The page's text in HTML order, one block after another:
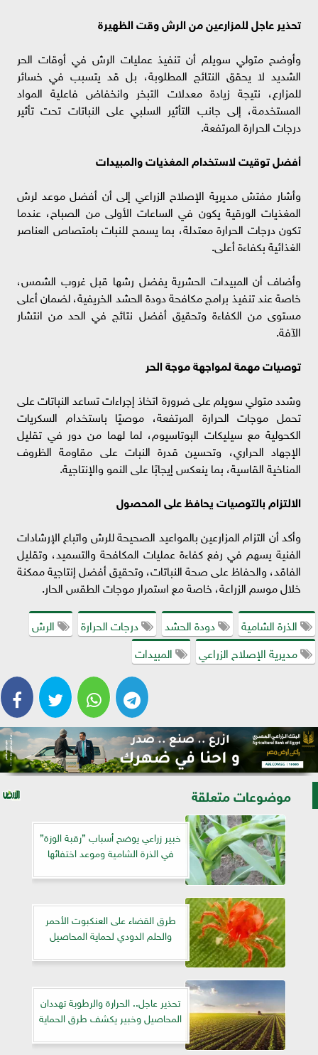
تحذير عاجل للمزارعين من الرش وقت الظهيرة
وأوضح متولي سويلم أن تنفيذ عمليات الرش في أوقات الحر
الشديد لا يحقق النتائج المطلوبة، بل قد يتسبب في خسائر
للمزارع، نتيجة زيادة معدلات التبخر وانخفاض فاعلية المواد
المستخدمة، إلى جانب التأثير السلبي على النباتات تحت تأثير
درجات الحرارة المرتفعة.
أفضل توقيت لاستخدام المغذيات والمبيدات
وأشار مفتش مديرية الإصلاح الزراعي إلى أن أفضل موعد لرش
المغذيات الورقية يكون في الساعات الأولى من الصباح، عندما
تكون درجات الحرارة معتدلة، بما يسمح للنبات بامتصاص العناصر
الغذائية بكفاءة أعلى.
وأضاف أن المبيدات الحشرية يفضل رشها قبل غروب الشمس،
خاصة عند تنفيذ برامج مكافحة دودة الحشد الخريفية، لضمان أعلى
مستوى من الكفاءة وتحقيق أفضل نتائج في الحد من انتشار
الآفة.
توصيات مهمة لمواجهة موجة الحر
وشدد متولي سويلم على ضرورة اتخاذ إجراءات تساعد النباتات على
تحمل موجات الحرارة المرتفعة، موصيًا باستخدام السكريات
الكحولية مع سيليكات البوتاسيوم، لما لهما من دور في تقليل
الإجهاد الحراري، وتحسين قدرة النبات على مقاومة الظروف
المناخية القاسية، بما ينعكس إيجابًا على النمو والإنتاجية.
الالتزام بالتوصيات يحافظ على المحصول
وأكد أن التزام المزارعين بالمواعيد الصحيحة للرش واتباع الإرشادات
الفنية يسهم في رفع كفاءة عمليات المكافحة والتسميد، وتقليل
الفاقد، والحفاظ على صحة النباتات، وتحقيق أفضل إنتاجية ممكنة
خلال موسم الزراعة، خاصة مع استمرار موجات الطقس الحار.
الذرة الشامية
دودة الحشد درجات الحرارة
الرش
مديرية الإصلاح الزراعي
المبيدات
موضوعات متعلقة
خبير زراعي يوضح أسباب ”رقبة الوزة”
في الذرة الشامية وموعد اختفائها
طرق القضاء على العنكبوت الأحمر
والحلم الدودي لحماية المحاصيل
تحذير عاجل.. الحرارة والرطوبة تهددان
المحاصيل وخبير يكشف طرق الحماية